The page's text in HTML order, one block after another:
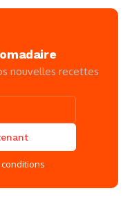
nouvelles recettes